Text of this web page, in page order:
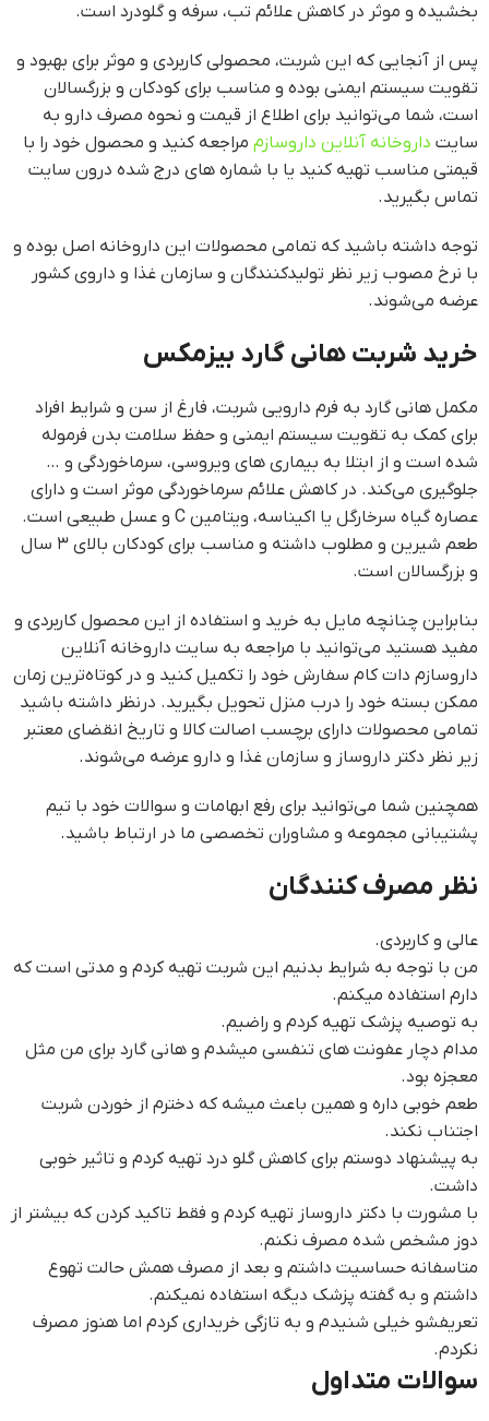
بخشیده و موثر در کاهش علائم تب، سرفه و گلودرد است.
پس از آنجایی که این شربت، محصولی کاربردی و موثر برای بهبود و
تقویت سیستم ایمنی بوده و مناسب برای کودکان و بزرگسالان
است، شما می‌توانید برای اطلاع از قیمت و نحوه مصرف دارو به
سایت داروخانه آنلاین داروسازم مراجعه کنید و محصول خود را با
قیمتی مناسب تهیه کنید یا با شماره های درج شده درون سایت
تماس بگیرید.
توجه داشته باشید که تمامی محصولات این داروخانه اصل بوده و
با نرخ مصوب زیر نظر توليدکنندگان و سازمان غذا و داروی کشور
عرضه می‌شوند.
خرید شربت هانی گارد بیزمکس
مکمل هانی گارد به فرم دارویی شربت، فارغ از سن و شرایط افراد
برای کمک به تقویت سیستم ایمنی و حفظ سلامت بدن فرموله
شده است و از ابتلا به بیماری های ویروسی، سرماخوردگی و …
جلوگیری می‌کند. در کاهش علائم سرماخوردگی موثر است و دارای
عصاره گیاه سرخارگل یا اکیناسه، ویتامین C و عسل طبیعی است.
طعم شیرین و مطلوب داشته و مناسب برای کودکان بالای ۳ سال
و بزرگسالان است.
بنابراین چنانچه مایل به خرید و استفاده از این محصول کاربردی و
مفید هستید می‌توانید با مراجعه به سایت داروخانه آنلاین
داروسازم دات کام سفارش خود را تکمیل کنید و در کوتاه‌ترین زمان
ممکن بسته خود را درب منزل تحویل بگیرید. درنظر داشته باشید
تمامی محصولات دارای برچسب اصالت کالا و تاریخ انقضای معتبر
زیر نظر دکتر داروساز و سازمان غذا و دارو عرضه می‌شوند.
همچنین شما می‌توانید برای رفع ابهامات و سوالات خود با تیم
پشتیبانی مجموعه و مشاوران تخصصی ما در ارتباط باشید.
نظر مصرف کنندگان
عالی و کاربردی.
من با توجه به شرایط بدنیم این شربت تهیه کردم و مدتی است که
دارم استفاده میکنم.
به توصیه پزشک تهیه کردم و راضیم.
مدام دچار عفونت های تنفسی میشدم و هانی گارد برای من مثل
معجزه بود.
طعم خوبی داره و همین باعث میشه که دخترم از خوردن شربت
اجتناب نکند.
به پیشنهاد دوستم برای کاهش گلو درد تهیه کردم و تاثیر خوبی
داشت.
با مشورت با دکتر داروساز تهیه کردم و فقط تاکید کردن که بیشتر از
دوز مشخص شده مصرف نکنم.
متاسفانه حساسیت داشتم و بعد از مصرف همش حالت تهوع
داشتم و به گفته پزشک دیگه استفاده نمیکنم.
تعریفشو خیلی شنیدم و به تازگی خریداری کردم اما هنوز مصرف
نکردم.
سوالات متداول